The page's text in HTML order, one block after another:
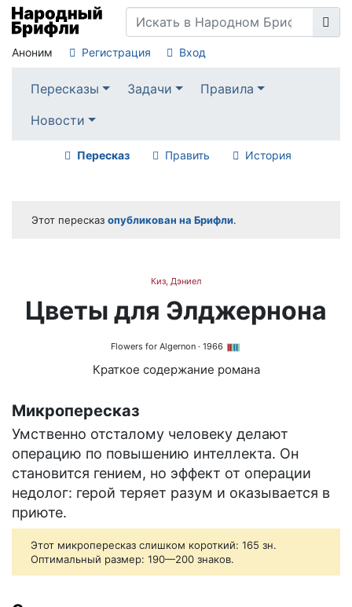
Аноним Регистрация Вход
Пересказы Задачи
Правила
Новости
Пересказ Править История
Этот пересказ опубликован на Брифли.
Киз, Дэниел
Цветы для Элджернона
Flowers for Algernon · 1966
Краткое содержание романа
Микропересказ
Умственно отсталому человеку делают
операцию по повышению интеллекта. Он
становится гением, но эффект от операции
недолог: герой теряет разум и оказывается в
приюте.
Этот микропересказ слишком короткий: 165 зн.
Оптимальный размер: 190—200 знаков.